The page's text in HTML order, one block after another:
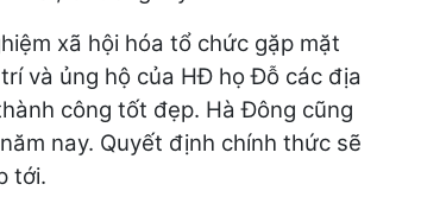
xã hội hóa tổ chức gặp mặt
và ủng hộ của HĐ họ Đỗ các địa
công tốt đẹp. Hà Đông cũng
nay. Quyết định chính thức sẽ
tới.